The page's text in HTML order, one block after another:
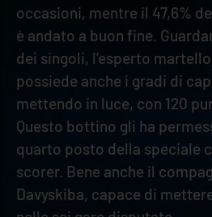
occasioni, mentre il 47,6%
è andato a buon fine.
dei singoli, l’esperto
possiede anche i gradi di
mettendo in luce, con 120
Questo bottino gli ha
quarto posto della speciale
scorer. Bene anche il
Davyskiba, capace di